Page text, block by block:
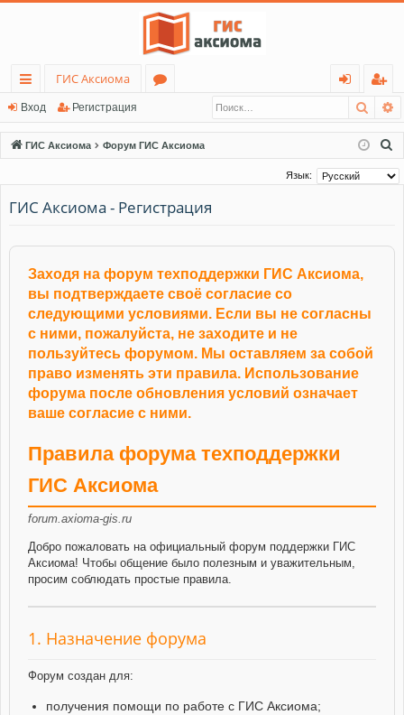
с
ы
лк
ГИС Аксиома
ру
м
д
ег
ис
тр
Вход Регистрация
ГИС Аксиома Форум ГИС Аксиома
и
Язык:
ГИС Аксиома - Регистрация
Заходя на форум техподдержки ГИС Аксиома,
вы подтверждаете своё согласие со
следующими условиями. Если вы не согласны
с ними, пожалуйста, не заходите и не
пользуйтесь форумом. Мы оставляем за собой
право изменять эти правила. Использование
форума после обновления условий означает
ваше согласие с ними.
Правила форума техподдержки
ГИС Аксиома
forum.axioma-gis.ru
Добро пожаловать на официальный форум поддержки ГИС
Аксиома! Чтобы общение было полезным и уважительным,
просим соблюдать простые правила.
1. Назначение форума
Форум создан для:
получения помощи по работе с ГИС Аксиома;